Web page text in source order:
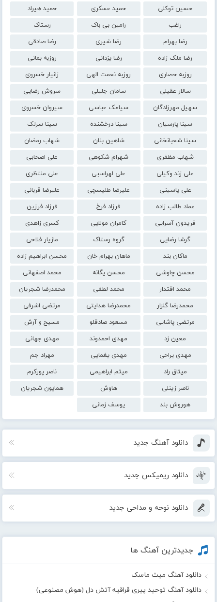
حسین توکلی
حمید عسکری
حمید هیراد
راغب
رامین بی باک
رستاک
رضا بهرام
رضا شیری
رضا صادقی
رضا ملک زاده
رضا یزدانی
روزبه بمانی
روزبه حصاری
روزبه نعمت الهی
زانیار خسروی
سالار عقیلی
سامان جلیلی
سروش رضایی
سهیل مهرزادگان
سیامک عباسی
سیروان خسروی
سینا پارسیان
سینا درخشنده
سینا سرلک
سینا شعبانخانی
شاهین بنان
شهاب رمضان
شهاب مظفری
شهرام شکوهی
علی اصحابی
علی زند وکیلی
علی لهراسبی
علی منتظری
علی یاسینی
علیرضا طلیسچی
علیرضا قربانی
عماد طالب زاده
فرزاد فرخ
فرزاد فرزین
فریدون آسرایی
کامران مولایی
کسری زاهدی
گرشا رضایی
گروه رستاک
مازیار فلاحی
ماکان بند
ماهان بهرام خان
محسن ابراهیم زاده
محسن چاوشی
محسن یگانه
محمد اصفهانی
محمد اقتدار
محمد لطفی
محمدرضا شجریان
محمدرضا گلزار
محمدرضا هدایتی
مرتضی اشرفی
مرتضی پاشایی
مسعود صادقلو
مسیح و آرش
معین زد
مهدی احمدوند
مهدی جهانی
مهدی یراحی
مهدی یغمایی
مهراد جم
میثاق راد
میثم ابراهیمی
ناصر پورکرم
ناصر زینلی
هاوش
همایون شجریان
هوروش بند
یوسف زمانی
دانلود آهنگ جدید
دانلود ریمیکس جدید
دانلود نوحه و مداحی جدید
جدیدترین آهنگ ها
دانلود آهنگ میث ماسک
دانلود آهنگ توحید پیری قراقیه آتش دل (هوش مصنوعی)